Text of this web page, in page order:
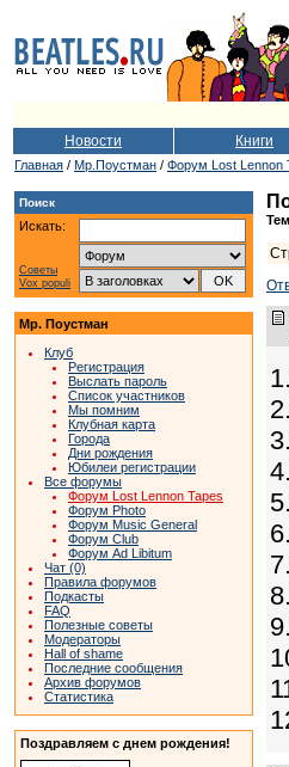
Новости Книги
Главная / Мр.Поустман / Форум Lost Lennon
Поиск
Искать:
Советы
Vox populi
Мр. Поустман
Клуб
Регистрация
Выслать пароль
Список участников
Мы помним
Клубная карта
Города
Дни рождения
Юбилеи регистрации
Все форумы
Форум Lost Lennon Tapes
Форум Photo
Форум Music General
Форум Club
Форум Ad Libitum
Чат (0)
Правила форумов
Подкасты
FAQ
Полезные советы
Модераторы
Hall of shame
Последние сообщения
Архив форумов
Статистика
Поздравляем с днем рождения!